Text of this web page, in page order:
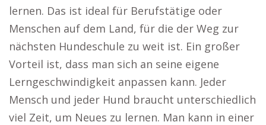
lernen. Das ist ideal für Berufstätige oder
Menschen auf dem Land, für die der Weg zur
nächsten Hundeschule zu weit ist. Ein großer
Vorteil ist, dass man sich an seine eigene
Lerngeschwindigkeit anpassen kann. Jeder
Mensch und jeder Hund braucht unterschiedlich
viel Zeit, um Neues zu lernen. Man kann in einer